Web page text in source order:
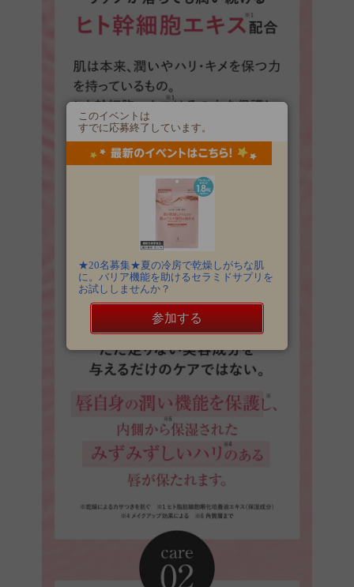
このイベントは
すでに応募終了しています。
★20名募集★夏の冷房で乾燥しがちな肌
に。バリア機能を助けるセラミドサプリを
お試ししませんか？
参加する